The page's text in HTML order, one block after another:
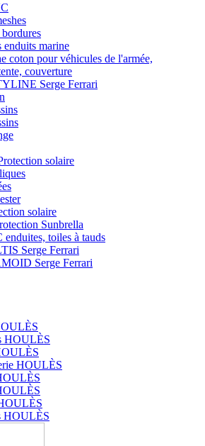
marine
coton pour véhicules de l'armée,
couverture
Serge Ferrari
solaire
solaire
Sunbrella
enduites, toiles à tauds
Serge Ferrari
Serge Ferrari
HOULÈS
HOULÈS
HOULÈS